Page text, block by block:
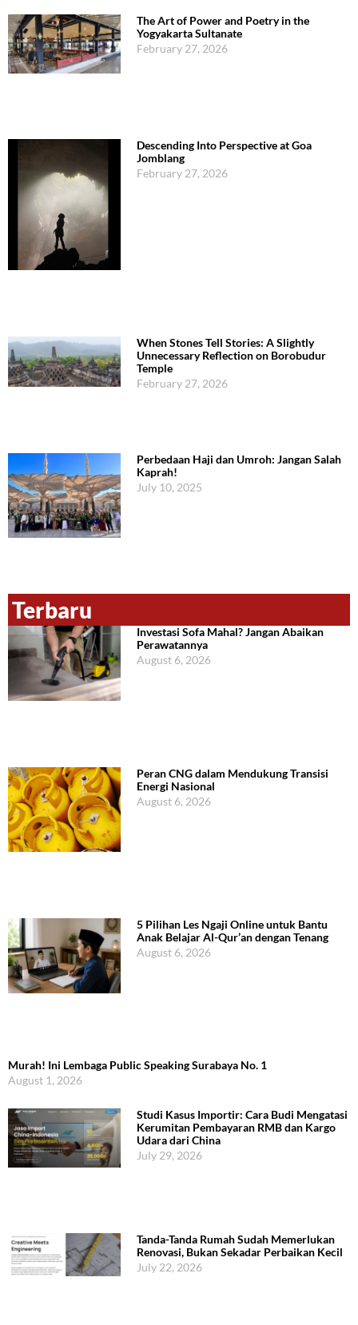
The Art of Power and Poetry in the
Yogyakarta Sultanate
February 27, 2026
Descending Into Perspective at Goa
Jomblang
February 27, 2026
When Stones Tell Stories: A Slightly
Unnecessary Reflection on Borobudur
Temple
February 27, 2026
Perbedaan Haji dan Umroh: Jangan Salah
Kaprah!
July 10, 2025
Terbaru
Investasi Sofa Mahal? Jangan Abaikan
Perawatannya
August 6, 2026
Peran CNG dalam Mendukung Transisi
Energi Nasional
August 6, 2026
5 Pilihan Les Ngaji Online untuk Bantu
Anak Belajar Al-Qur’an dengan Tenang
August 6, 2026
Murah! Ini Lembaga Public Speaking Surabaya No. 1
August 1, 2026
Studi Kasus Importir: Cara Budi Mengatasi
Kerumitan Pembayaran RMB dan Kargo
Udara dari China
July 29, 2026
Tanda-Tanda Rumah Sudah Memerlukan
Renovasi, Bukan Sekadar Perbaikan Kecil
July 22, 2026